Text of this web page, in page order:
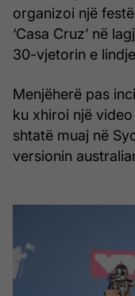
organizoi një
‘Casa Cruz’ në
30-vjetorin e
Menjëherë pas
ku xhiroi një
shtatë muaj në
versionin